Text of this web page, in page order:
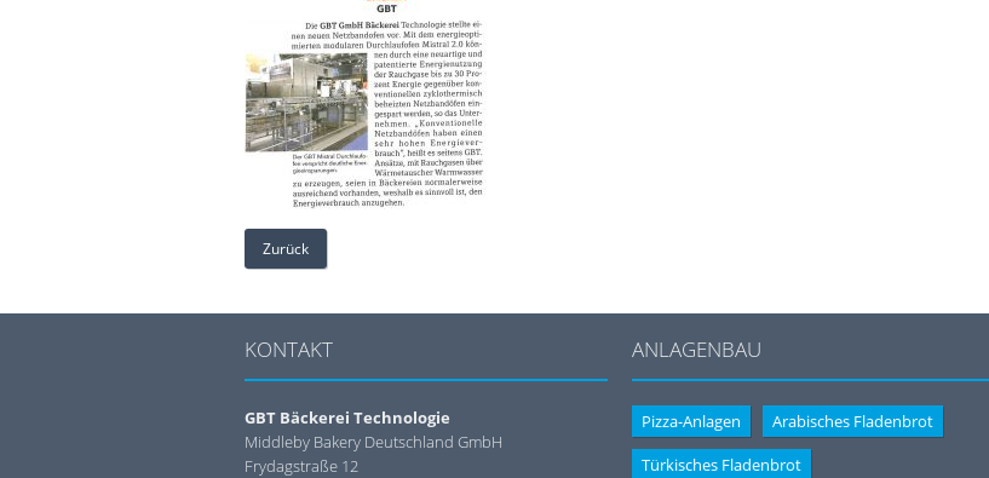
Zurück
KONTAKT
GBT Bäckerei Technologie
Middleby Bakery Deutschland GmbH
Frydagstraße 12
ANLAGENBAU
Pizza-Anlagen
Arabisches Fladenbrot
Türkisches Fladenbrot